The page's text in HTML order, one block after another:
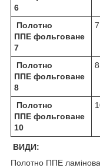
6
Полотно
ППЕ фольговане
7
Полотно
ППЕ фольговане
8
Полотно
ППЕ фольговане
10
ВИДИ:
Полотно ППЕ